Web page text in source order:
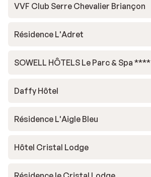
VVF Club Serre Chevalier Briançon
Résidence L'Adret
SOWELL HÔTELS Le Parc & Spa ****
Daffy Hôtel
Résidence L'Aigle Bleu
Hôtel Cristal Lodge